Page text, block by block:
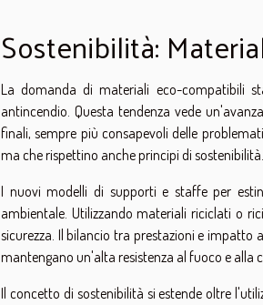
Sostenibilità:
La domanda di materiali eco-compatibili
antincendio. Questa tendenza vede
finali, sempre più consapevoli delle
ma che rispettino anche principi di sostenibilità.
I nuovi modelli di supporti e staffe per
ambientale. Utilizzando materiali riciclati o
sicurezza. Il bilancio tra prestazioni e
mantengano un'alta resistenza al fuoco e alla
Il concetto di sostenibilità si estende oltre